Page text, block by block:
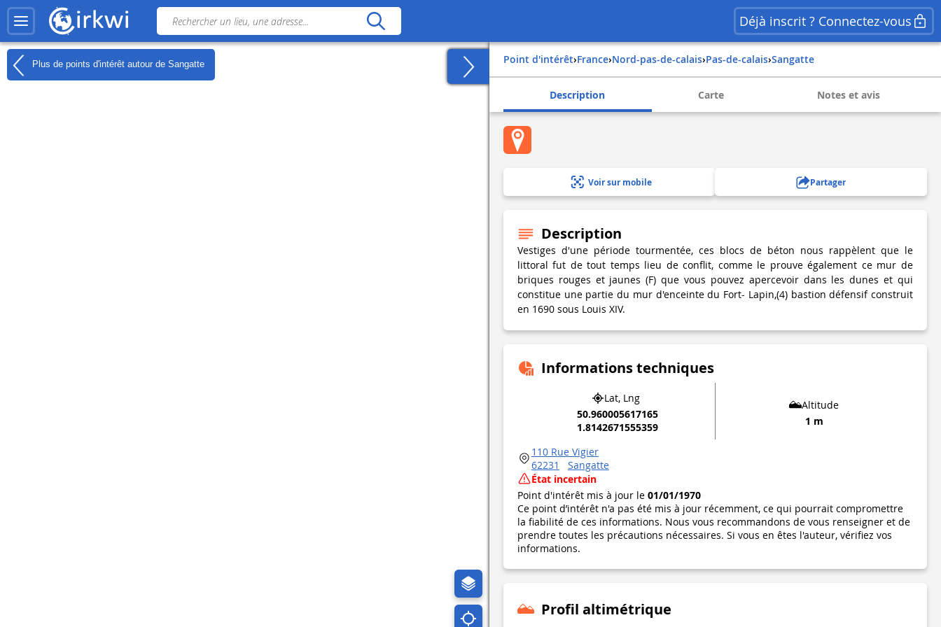
Déjà inscrit ? Connectez-vous
Plus de points d'intérêt autour de Sangatte Point d'intérêt› france› nord-pas-de-calais› pas-de-calais› sangatte
Description Carte Notes et avis
Voir sur mobile Partager
Description
Vestiges d'une période tourmentée, ces blocs de béton nous rappèlent que le
littoral fut de tout temps lieu de conflit, comme le prouve également ce mur de
briques rouges et jaunes (F) que vous pouvez apercevoir dans les dunes et qui
constitue une partie du mur d'enceinte du Fort- Lapin,(4) bastion défensif construit
en 1690 sous Louis XIV.
Informations techniques
Lat, Lng
50.960005617165
1.8142671555359
Altitude
1 m
110 Rue Vigier
62231
Sangatte
État incertain
Point d'intérêt mis à jour le 01/01/1970
Ce point d’intérêt n'a pas été mis à jour récemment, ce qui pourrait compromettre
la fiabilité de ces informations. Nous vous recommandons de vous renseigner et de
prendre toutes les précautions nécessaires. Si vous en êtes l'auteur, vérifiez vos
informations.
Profil altimétrique